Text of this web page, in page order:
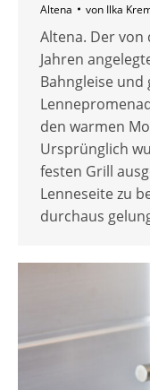
Altena von Ilka
Altena. Der
Jahren
Bahngleise
den warmen
Ursprünglich
festen Grill
Lenneseite zu
durchaus